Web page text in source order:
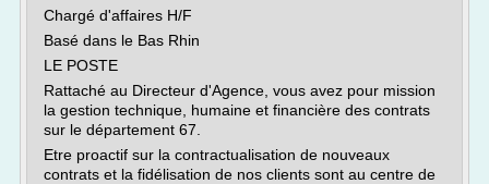
Chargé d'affaires H/F
Basé dans le Bas Rhin
LE POSTE
Rattaché au Directeur d'Agence, vous avez pour mission
la gestion technique, humaine et financière des contrats
sur le département 67.
Etre proactif sur la contractualisation de nouveaux
contrats et la fidélisation de nos clients sont au centre de